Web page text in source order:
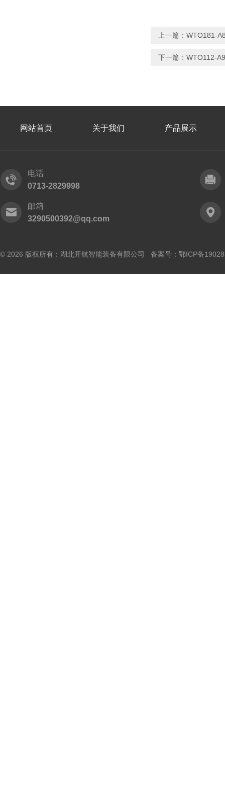
上一篇： WTO181-
下一篇： WTO112-
网站首页 关于我们 产品展示
电话
0713-2829998
邮箱
3290500392@qq.com
© 2026 版权所有：湖北开航智能装备有限公司 备案号： 鄂ICP备